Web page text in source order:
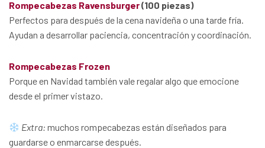
Rompecabezas Ravensburger(100 piezas)
Perfectos para después de la cena navideña o una tarde fría.
Ayudan a desarrollar paciencia, concentración y coordinación.
Rompecabezas Frozen
Porque en Navidad también vale regalar algo que emocione
desde el primer vistazo.
Extra: muchos rompecabezas están diseñados para
guardarse o enmarcarse después.